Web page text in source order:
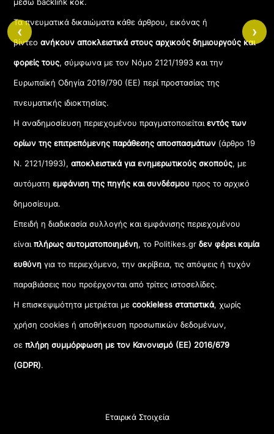
μέσω backlink κοκ.
Τα πνευματικά δικαιώματα κάθε άρθρου, εικόνας ή
βίντεοανήκουν αποκλειστικά στους αρχικούς δημιουργούς και
φορείς τους, σύμφωνα με τον Νόμο 2121/1993 και την
Ευρωπαϊκή Οδηγία 2019/790 (ΕΕ) περί προστασίας της
πνευματικής ιδιοκτησίας.
Η αναδημοσίευση περιεχομένου πραγματοποιείταιεντός των
ορίων της επιτρεπόμενης παράθεσης αποσπασμάτων (άρθρο 19
Ν. 2121/1993), αποκλειστικά για ενημερωτικούς σκοπούς, με
αυτόματηεμφάνιση της πηγής και συνδέσμου προς το αρχικό
δημοσίευμα.
Επειδή η διαδικασία συλλογής και εμφάνισης περιεχομένου
είναιπλήρως αυτοματοποιημένη, το Politikes.grδεν φέρει καμία
ευθύνη για το περιεχόμενο, την ακρίβεια, τις απόψεις ή τυχόν
παραβιάσεις που προέρχονται από τρίτες ιστοσελίδες.
Η επισκεψιμότητα μετριέται μεcookieless στατιστικά, χωρίς
χρήση cookies ή αποθήκευση προσωπικών δεδομένων,
σεπλήρη συμμόρφωση με τον Κανονισμό (ΕΕ) 2016/679
(GDPR).
Εταιρικά Στοιχεία
‹ ›